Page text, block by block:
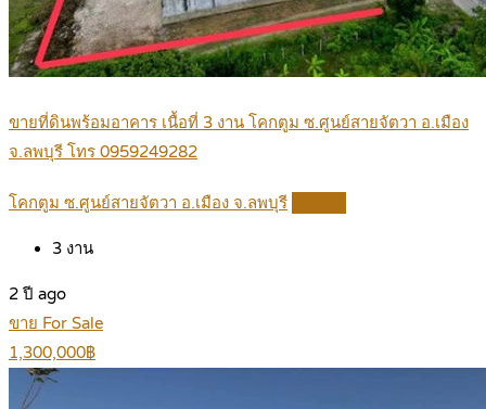
ขายที่ดินพร้อมอาคาร เนื้อที่ 3 งาน โคกตูม ซ.ศูนย์สายจัตวา อ.เมือง
จ.ลพบุรี โทร 0959249282
โคกตูม ซ.ศูนย์สายจัตวา อ.เมือง จ.ลพบุรี
3 งาน
2 ปี ago
ขาย For Sale
1,300,000฿